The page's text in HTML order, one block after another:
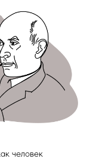
человек